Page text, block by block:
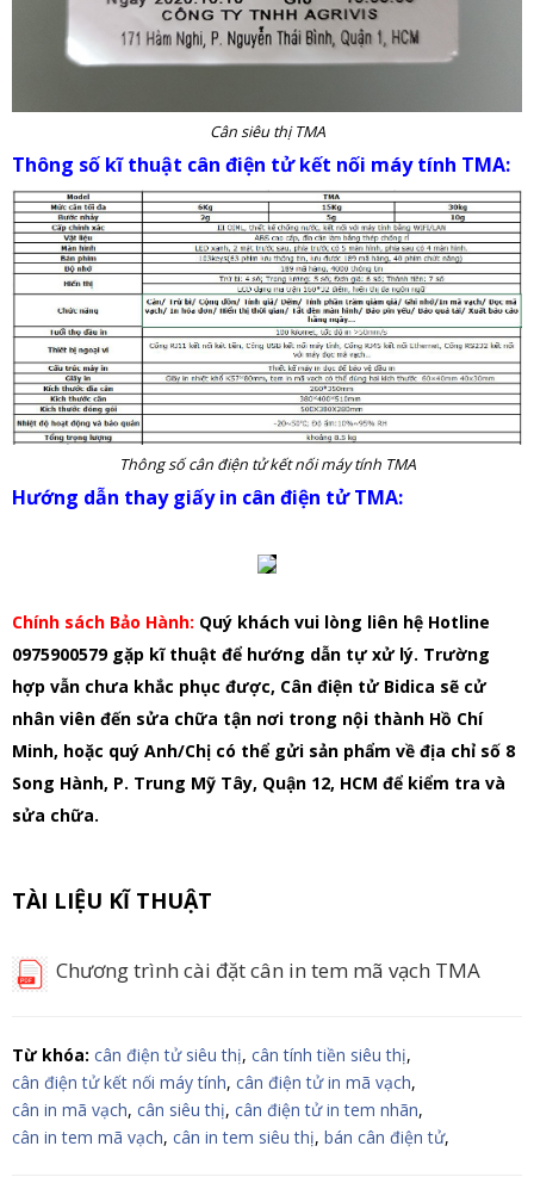
Cân siêu thị TMA
Thông số kĩ thuật cân điện tử kết nối máy tính TMA:
Thông số cân điện tử kết nối máy tính TMA
Hướng dẫn thay giấy in cân điện tử TMA:
Chính sách Bảo Hành: Quý khách vui lòng liên hệ Hotline
0975900579 gặp kĩ thuật để hướng dẫn tự xử lý. Trường
hợp vẫn chưa khắc phục được, Cân điện tử Bidica sẽ cử
nhân viên đến sửa chữa tận nơi trong nội thành Hồ Chí
Minh, hoặc quý Anh/Chị có thể gửi sản phẩm về địa chỉ số 8
Song Hành, P. Trung Mỹ Tây, Quận 12, HCM để kiểm tra và
sửa chữa.
TÀI LIỆU KĨ THUẬT
Chương trình cài đặt cân in tem mã vạch TMA
Từ khóa: cân điện tử siêu thị, cân tính tiền siêu thị,
cân điện tử kết nối máy tính, cân điện tử in mã vạch,
cân in mã vạch, cân siêu thị, cân điện tử in tem nhãn,
cân in tem mã vạch, cân in tem siêu thị, bán cân điện tử,